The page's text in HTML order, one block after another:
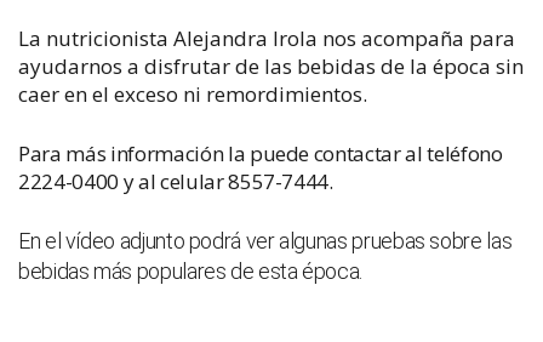
La nutricionista Alejandra Irola nos acompaña para
ayudarnos a disfrutar de las bebidas de la época sin
caer en el exceso ni remordimientos.
Para más información la puede contactar al teléfono
2224-0400 y al celular 8557-7444.
En el vídeo adjunto podrá ver algunas pruebas sobre las
bebidas más populares de esta época.